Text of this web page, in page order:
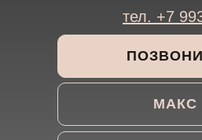
МАКС
тел. +7